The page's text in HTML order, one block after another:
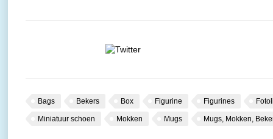
Bags Bekers Box Figurine Figurines
Miniatuur schoen Mokken Mugs Mugs, Mokken,